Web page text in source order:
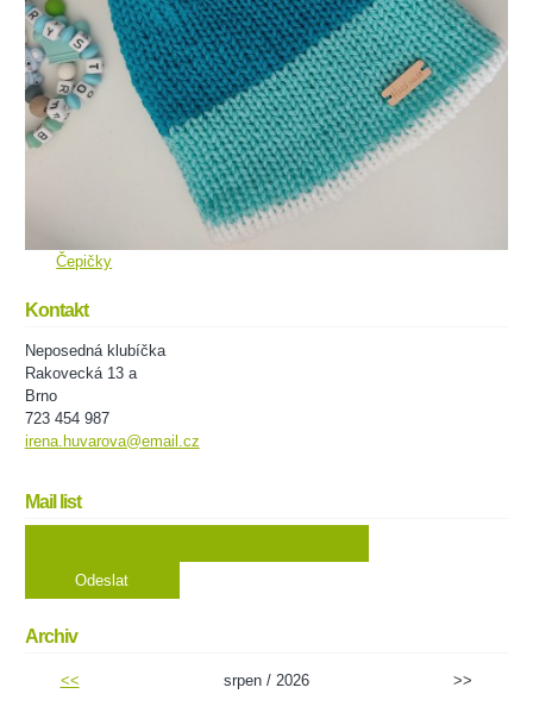
Čepičky
Kontakt
Neposedná klubíčka
Rakovecká 13 a
Brno
723 454 987
irena.huvarova@email.cz
Mail list
Archiv
<< srpen / 2026 >>